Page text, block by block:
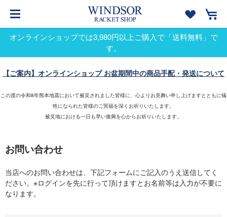
オンラインショップでは3,980円以上ご購入で「送料無料」で
す。
【ご案内】オンラインショップ お盆期間中の商品手配・発送について
この度の令和8年熊本地震において被災されました皆様に、心よりお見舞い申し上げますとともに犠
牲になられた皆様のご冥福を深くお祈りいたします。
被災地における一日も早い復興を心からお祈りいたします。
お問い合わせ
当店へのお問い合わせは、下記フォームにご記入のうえ送信してく
ださい。※ログインを先に行って頂けますとお名前等は入力が不要に
なります。